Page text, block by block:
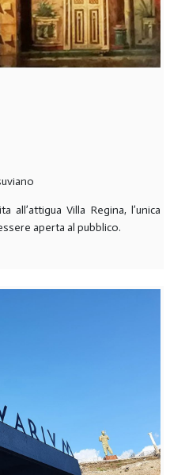
all’attigua Villa Regina, l’unica
aperta al pubblico.